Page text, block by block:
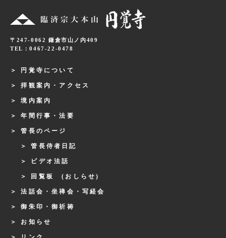
〒247-0062 鎌倉市山ノ内409
TEL：0467-22-0478
円覚寺について
拝観案内・アクセス
境内案内
年間行事・法要
管長のページ
管長侍者日記
ビデオ法話
回覧板 (おしらせ)
法話会・坐禅会・写経会
御朱印・御祈祷
お知らせ